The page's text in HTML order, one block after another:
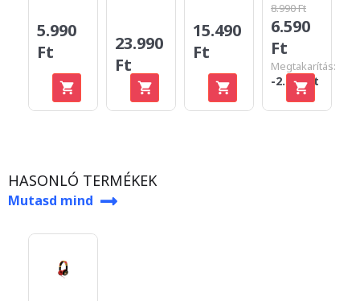
5.990
Ft
23.990
Ft
15.490
Ft
8.990 Ft
6.590
Ft
Megtakarítás:
-2.400 Ft
HASONLÓ TERMÉKEK
Mutasd mind